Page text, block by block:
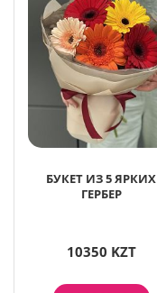
БУКЕТ ИЗ 5 ЯРКИХ
ГЕРБЕР
10350 KZT